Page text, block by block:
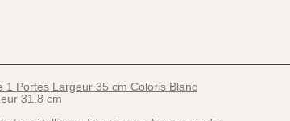
Portes Largeur 35 cm Coloris Blanc
31.8 cm